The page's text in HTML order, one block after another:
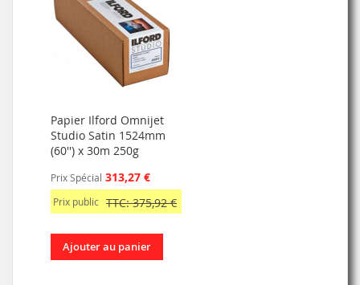
Papier Ilford Omnijet
Studio Satin 1524mm
(60'') x 30m 250g
Prix Spécial 313,27 €
Prix public TTC: 375,92 €
Ajouter au panier